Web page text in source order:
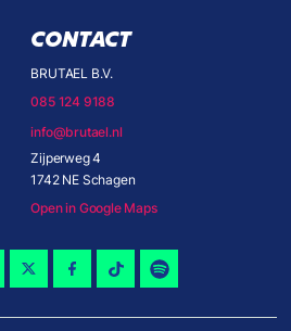
CONTACT
BRUTAEL B.V.
085 124 9188
info@brutael.nl
Zijperweg 4
1742 NE Schagen
Open in Google Maps